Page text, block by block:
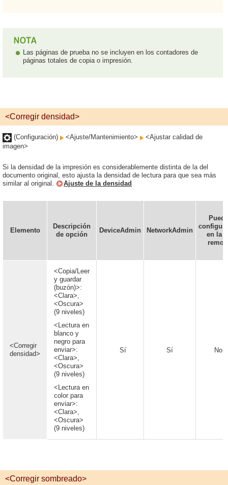
Las páginas de prueba no se incluyen en los contadores de
páginas totales de copia o impresión.
<Corregir densidad>
(Configuración) <Ajuste/Mantenimiento>
<Ajustar calidad de
imagen>
Si la densidad de la impresión es considerablemente distinta de la del
documento original, esto ajusta la densidad de lectura para que sea más
similar al original.
Ajuste de la densidad
Elemento
Descripción
de opción
DeviceAdmin NetworkAdmin
Puede
en la
<Corregir
densidad>
<Copia/Leer
y guardar
(buzón)>:
<Clara>,
<Oscura>
(9 niveles)
<Lectura en
blanco y
negro para
enviar>:
<Clara>,
<Oscura>
(9 niveles)
<Lectura en
color para
enviar>:
<Clara>,
<Oscura>
(9 niveles)
Sí Sí No
<Corregir sombreado>